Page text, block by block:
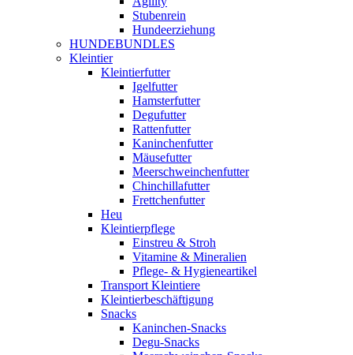
Stubenrein
Hundeerziehung
HUNDEBUNDLES
Kleintier
Kleintierfutter
Igelfutter
Hamsterfutter
Degufutter
Rattenfutter
Kaninchenfutter
Mäusefutter
Meerschweinchenfutter
Chinchillafutter
Frettchenfutter
Heu
Kleintierpflege
Einstreu & Stroh
Vitamine & Mineralien
Pflege- & Hygieneartikel
Transport Kleintiere
Kleintierbeschäftigung
Snacks
Kaninchen-Snacks
Degu-Snacks